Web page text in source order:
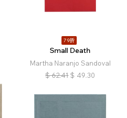
79折
Small Death
Martha Naranjo Sandoval
$ 62.41 $ 49.30